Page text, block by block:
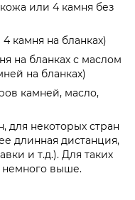
или 4 камня без
камня на бланках)
на бланках с маслом
на бланках)
камней, масло,
для некоторых стран
длинная дистанция,
и т.д.). Для таких
немного выше.